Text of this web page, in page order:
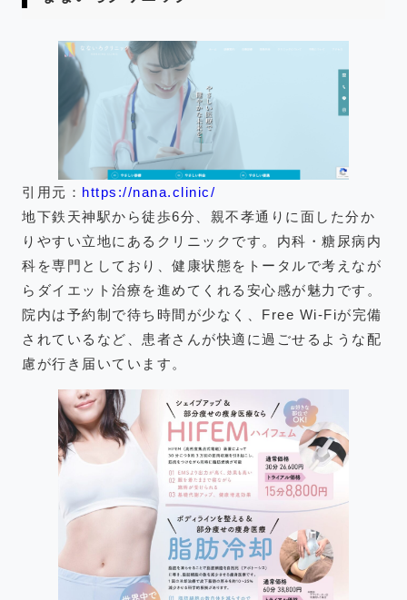
引用元： https://nana.clinic/
地下鉄天神駅から徒歩6分、親不孝通りに面した分か
りやすい立地にあるクリニックです。内科・糖尿病内
科を専門としており、健康状態をトータルで考えなが
らダイエット治療を進めてくれる安心感が魅力です。
院内は予約制で待ち時間が少なく、Free Wi-Fiが完備
されているなど、患者さんが快適に過ごせるような配
慮が行き届いています。